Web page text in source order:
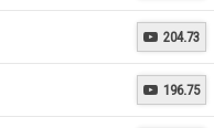
 204.73
 196.75